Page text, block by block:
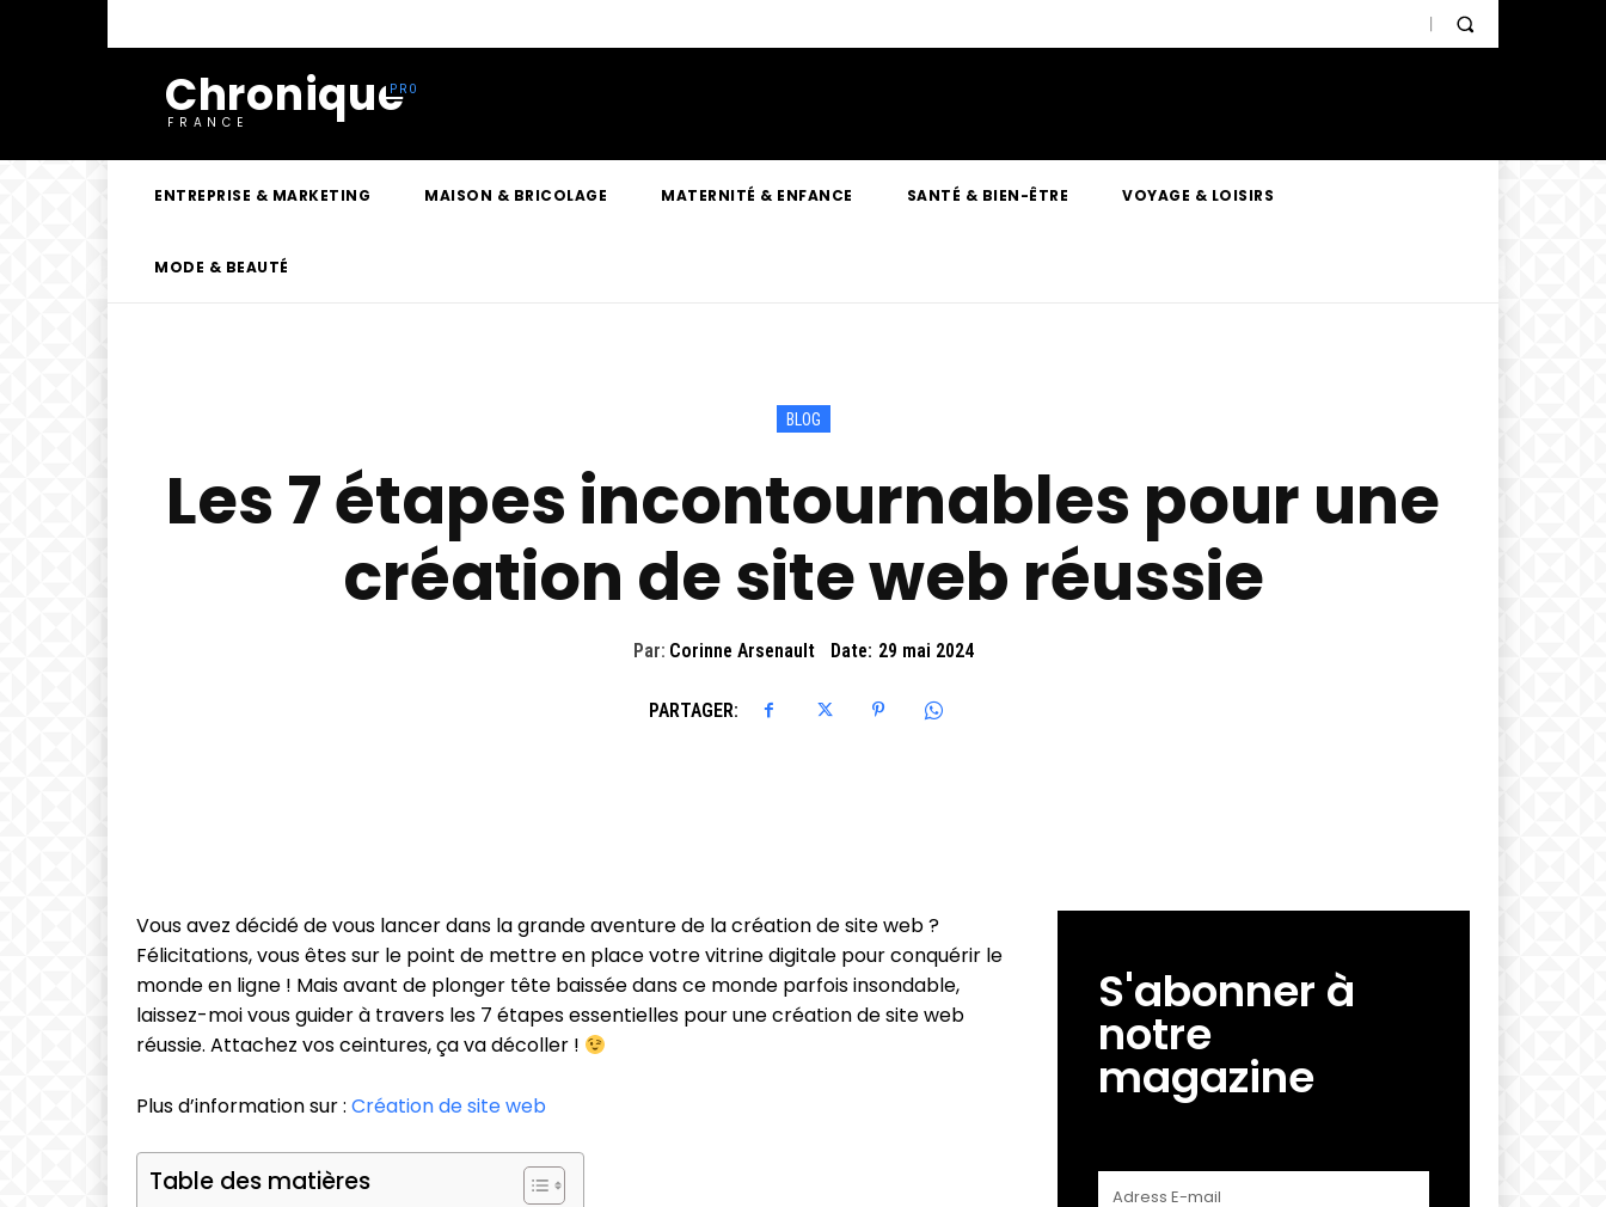
Chronique
FRANCE
ENTREPRISE & MARKETING MAISON & BRICOLAGE MATERNITÉ & ENFANCE SANTÉ & BIEN-ÊTRE VOYAGE & LOISIRS
MODE & BEAUTÉ
BLOG
Les 7 étapes incontournables pour une
création de site web réussie
Par: Corinne Arsenault Date: 29 mai 2024
PARTAGER:
Vous avez décidé de vous lancer dans la grande aventure de la création de site web ?
Félicitations, vous êtes sur le point de mettre en place votre vitrine digitale pour conquérir le
monde en ligne ! Mais avant de plonger tête baissée dans ce monde parfois insondable,
laissez-moi vous guider à travers les 7 étapes essentielles pour une création de site web
réussie. Attachez vos ceintures, ça va décoller !
Plus d’information sur : Création de site web
Table des matières
S'abonner à
notre
magazine